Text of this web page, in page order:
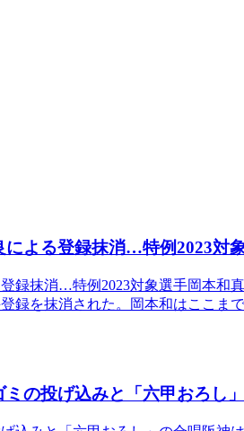
による登録抹消…特例2023対
録抹消…特例2023対象選手岡本和
録を抹消された。岡本和はここま
の投げ込みと「六甲おろし